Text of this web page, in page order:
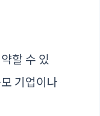
할 수 있
기업이나